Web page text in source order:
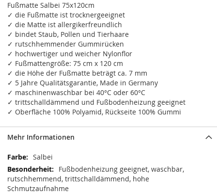
Fußmatte Salbei 75x120cm
✓ die Fußmatte ist trocknergeeignet
✓ die Matte ist allergikerfreundlich
✓ bindet Staub, Pollen und Tierhaare
✓ rutschhemmender Gummirücken
✓ hochwertiger und weicher Nylonflor
✓ Fußmattengröße: 75 cm x 120 cm
✓ die Höhe der Fußmatte beträgt ca. 7 mm
✓ 5 Jahre Qualitätsgarantie, Made in Germany
✓ maschinenwaschbar bei 40°C oder 60°C
✓ trittschalldämmend und Fußbodenheizung geeignet
✓ Oberfläche 100% Polyamid, Rückseite 100% Gummi
Mehr Informationen
Mehr
Informationen
Salbei
Fußbodenheizung geeignet, waschbar,
rutschhemmend, trittschalldämmend, hohe
Schmutzaufnahme